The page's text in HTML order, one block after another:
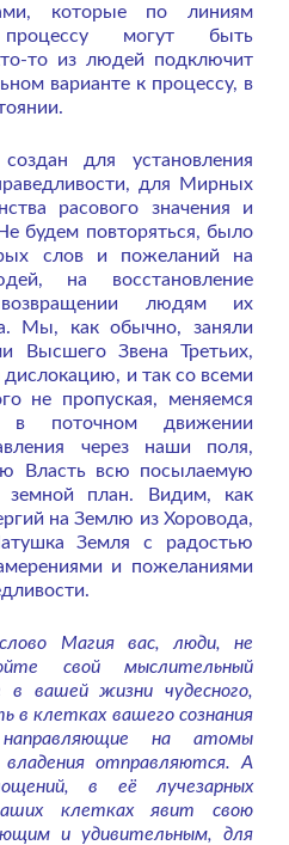
которые по линиям
могут быть
то из людей подключит
варианте к процессу, в
для установления
для Мирных
расового значения и
будем повторяться, было
слов и пожеланий на
на восстановление
людям их
Мы, как обычно, заняли
Высшего Звена Третьих,
и так со всеми
не пропуская, меняемся
в поточном движении
через наши поля,
Власть всю посылаемую
план. Видим, как
на Землю из Хоровода,
Земля с радостью
и пожеланиями
Магия вас, люди, не
свой мыслительный
в вашей жизни чудесного,
в клетках вашего сознания
на атомы
отправляются. А
в её лучезарных
клетках явит свою
и удивительным, для